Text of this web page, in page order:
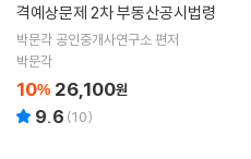
격예상문제 2차 부동산공시법령
박문각 공인중개사연구소 편저
박문각
10% 26,100원
9.6 (10)